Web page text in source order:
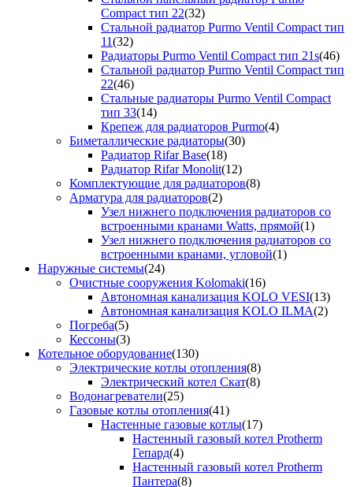
Compact тип 22(32)
Стальной радиатор Purmo Ventil Compact тип
11(32)
Радиаторы Purmo Ventil Compact тип 21s(46)
Стальной радиатор Purmo Ventil Compact тип
22(46)
Стальные радиаторы Purmo Ventil Compact
тип 33(14)
Крепеж для радиаторов Purmo(4)
Биметаллические радиаторы(30)
Радиатор Rifar Base(18)
Радиатор Rifar Monolit(12)
Комплектующие для радиаторов(8)
Арматура для радиаторов(2)
Узел нижнего подключения радиаторов со
встроенными кранами Watts, прямой(1)
Узел нижнего подключения радиаторов со
встроенными кранами, угловой(1)
Наружные системы(24)
Очистные сооружения Kolomaki(16)
Автономная канализация KOLO VESI(13)
Автономная канализация KOLO ILMA(2)
Погреба(5)
Кессоны(3)
Котельное оборудование(130)
Электрические котлы отопления(8)
Электрический котел Скат(8)
Водонагреватели(25)
Газовые котлы отопления(41)
Настенные газовые котлы(17)
Настенный газовый котел Protherm
Гепард(4)
Настенный газовый котел Protherm
Пантера(8)